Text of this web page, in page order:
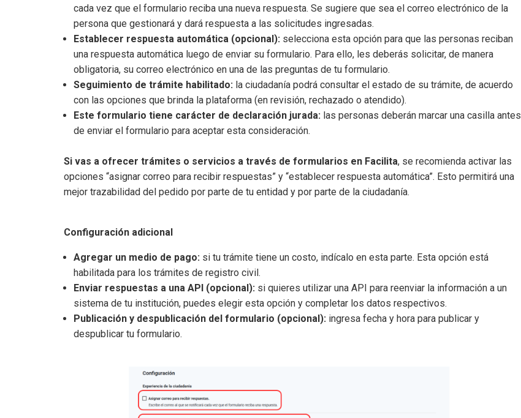
cada vez que el formulario reciba una nueva respuesta. Se sugiere que sea el correo electrónico de la
persona que gestionará y dará respuesta a las solicitudes ingresadas.
Establecer respuesta automática (opcional): selecciona esta opción para que las personas reciban
una respuesta automática luego de enviar su formulario. Para ello, les deberás solicitar, de manera
obligatoria, su correo electrónico en una de las preguntas de tu formulario.
Seguimiento de trámite habilitado: la ciudadanía podrá consultar el estado de su trámite, de acuerdo
con las opciones que brinda la plataforma (en revisión, rechazado o atendido).
Este formulario tiene carácter de declaración jurada: las personas deberán marcar una casilla antes
de enviar el formulario para aceptar esta consideración.
Si vas a ofrecer trámites o servicios a través de formularios en Facilita, se recomienda activar las
opciones “asignar correo para recibir respuestas” y “establecer respuesta automática”. Esto permitirá una
mejor trazabilidad del pedido por parte de tu entidad y por parte de la ciudadanía.
Configuración adicional
Agregar un medio de pago: si tu trámite tiene un costo, indícalo en esta parte. Esta opción está
habilitada para los trámites de registro civil.
Enviar respuestas a una API (opcional): si quieres utilizar una API para reenviar la información a un
sistema de tu institución, puedes elegir esta opción y completar los datos respectivos.
Publicación y despublicación del formulario (opcional): ingresa fecha y hora para publicar y
despublicar tu formulario.